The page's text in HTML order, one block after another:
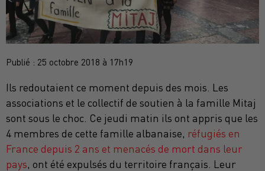
Publié : 25 octobre 2018 à 17h19
Ils redoutaient ce moment depuis des mois. Les
associations et le collectif de soutien à la famille Mitaj
sont sous le choc. Ce jeudi matin ils ont appris que les
4 membres de cette famille albanaise, réfugiés en
France depuis 2 ans et menacés de mort dans leur
pays, ont été expulsés du territoire français. Leur